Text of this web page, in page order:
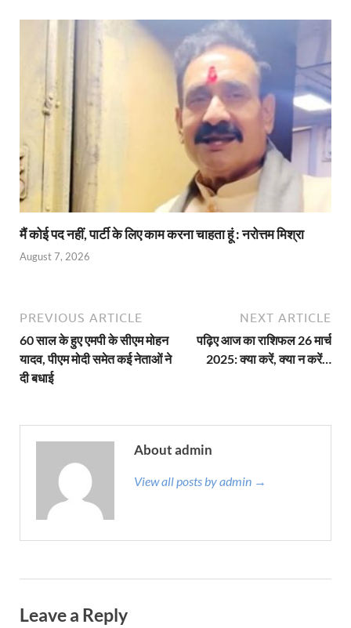
मैं कोई पद नहीं, पार्टी के लिए काम करना चाहता हूं : नरोत्तम मिश्रा
August 7, 2026
PREVIOUS ARTICLE
60 साल के हुए एमपी के सीएम मोहन
यादव, पीएम मोदी समेत कई नेताओं ने
दी बधाई
NEXT ARTICLE
पढ़िए आज का राशिफल 26 मार्च
2025: क्या करें, क्या न करें…
About admin
View all posts by admin →
Leave a Reply